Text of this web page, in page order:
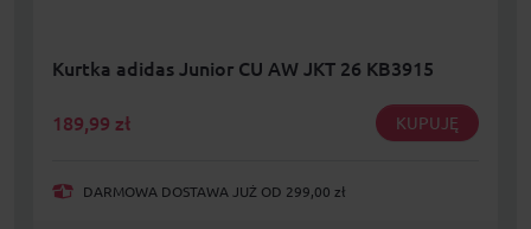
Kurtka adidas Junior CU AW JKT 26 KB3915
189,99 zł KUPUJĘ
DARMOWA DOSTAWA JUŻ OD 299,00 zł